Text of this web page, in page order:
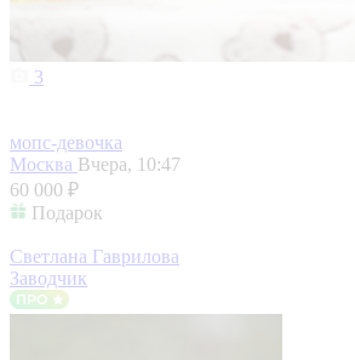
3
мопс-девочка
Москва Вчера, 10:47
60 000 ₽
Подарок
Светлана Гаврилова
Заводчик